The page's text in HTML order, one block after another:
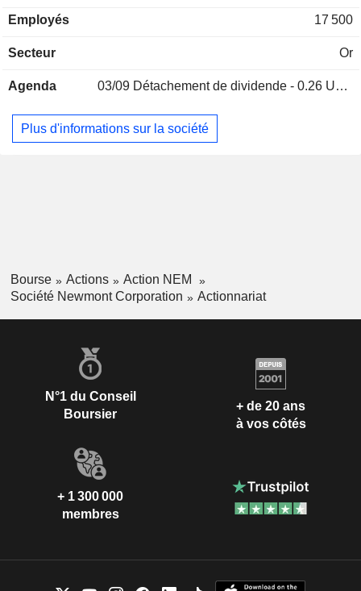
Pologne
0,04 %
Singapour
0,04 %
Mexique
Chine
2024, le groupe dispose de 21 sites de production implantés
Sud (3), en Afrique (2) et en Nouvelle Guinée. La répartition
Royaume Uni (58,7%), Corée du Sud (10,5%), Japon
Australie (2,2%), et autres (7,8%).
Employés 17 500
Secteur Or
Agenda 03/09 Détachement de dividende - 0.26 USD
Plus d'informations sur la société
Bourse Actions
Action NEM
Société Newmont Corporation
Actionnariat
N°1 du Conseil
Boursier
+ de 20 ans
à vos côtés
+ 1 300 000
membres